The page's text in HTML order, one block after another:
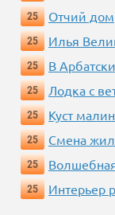
25
Отчий дом
25
Илья
25
В
25
Лодка с
25
Куст
25
Смена
25
25
Интерьер